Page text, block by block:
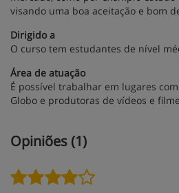
visando uma boa aceitação e bom
Dirigido a
O curso tem estudantes de nível
Área de atuação
É possível trabalhar em lugares
Globo e produtoras de vídeos e
Opiniões (1)